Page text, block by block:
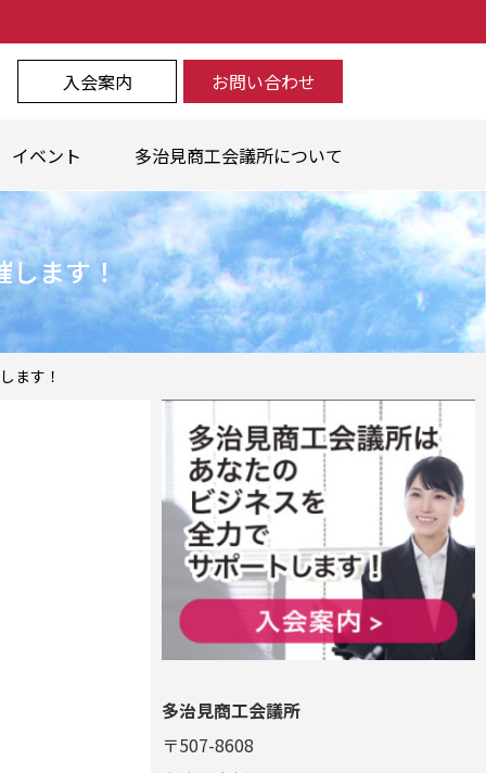
入会案内 お問い合わせ
イベント 多治見商工会議所について
します！
ます！
多治見商工会議所
〒507-8608